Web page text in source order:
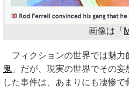
画像は「
フィクションの世界では魅力
鬼 」だが、現実の世界でその
した事件は、あまりにも凄惨で